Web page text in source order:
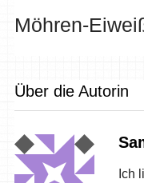
Möhren-
Über die Autorin
Ich